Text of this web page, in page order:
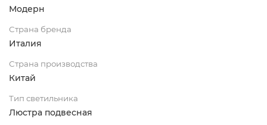
Модерн
Страна бренда
Италия
Страна производства
Китай
Тип светильника
Люстра подвесная